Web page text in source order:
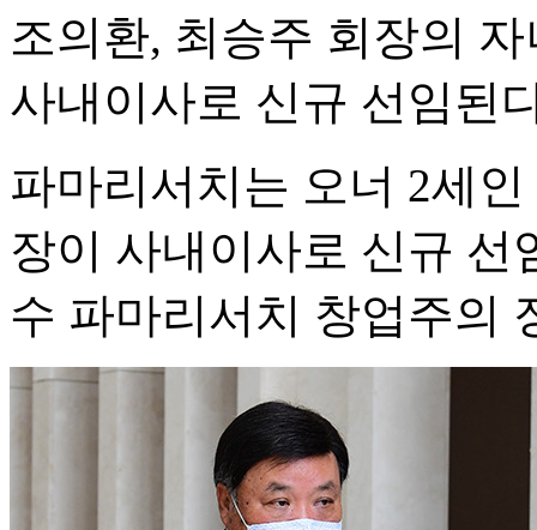
조의환, 최승주 회장의
사내이사로 신규 선임된
파마리서치는 오너 2세
장이 사내이사로 신규 선
수 파마리서치 창업주의